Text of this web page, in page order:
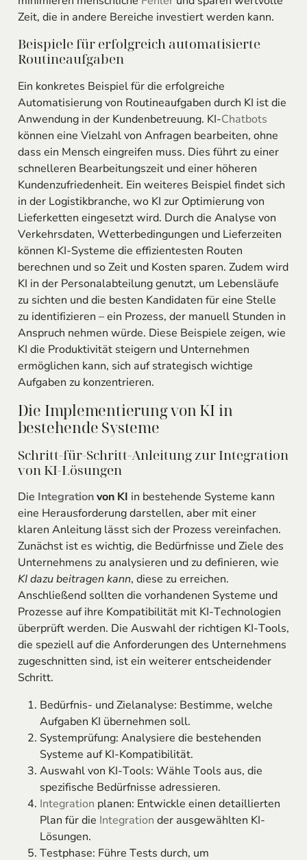
Zeit, die in andere Bereiche investiert werden kann.
Beispiele für erfolgreich automatisierte
Routineaufgaben
Ein konkretes Beispiel für die erfolgreiche
Automatisierung von Routineaufgaben durch KI ist die
Anwendung in der Kundenbetreuung. KI-Chatbots
können eine Vielzahl von Anfragen bearbeiten, ohne
dass ein Mensch eingreifen muss. Dies führt zu einer
schnelleren Bearbeitungszeit und einer höheren
Kundenzufriedenheit. Ein weiteres Beispiel findet sich
in der Logistikbranche, wo KI zur Optimierung von
Lieferketten eingesetzt wird. Durch die Analyse von
Verkehrsdaten, Wetterbedingungen und Lieferzeiten
können KI-Systeme die effizientesten Routen
berechnen und so Zeit und Kosten sparen. Zudem wird
KI in der Personalabteilung genutzt, um Lebensläufe
zu sichten und die besten Kandidaten für eine Stelle
zu identifizieren – ein Prozess, der manuell Stunden in
Anspruch nehmen würde. Diese Beispiele zeigen, wie
KI die Produktivität steigern und Unternehmen
ermöglichen kann, sich auf strategisch wichtige
Aufgaben zu konzentrieren.
Die Implementierung von KI in
bestehende Systeme
Schritt-für-Schritt-Anleitung zur Integration
von KI-Lösungen
Die Integrationvon KI in bestehende Systeme kann
eine Herausforderung darstellen, aber mit einer
klaren Anleitung lässt sich der Prozess vereinfachen.
Zunächst ist es wichtig, die Bedürfnisse und Ziele des
Unternehmens zu analysieren und zu definieren, wie
KI dazu beitragen kann, diese zu erreichen.
Anschließend sollten die vorhandenen Systeme und
Prozesse auf ihre Kompatibilität mit KI-Technologien
überprüft werden. Die Auswahl der richtigen KI-Tools,
die speziell auf die Anforderungen des Unternehmens
zugeschnitten sind, ist ein weiterer entscheidender
Schritt.
Bedürfnis- und Zielanalyse: Bestimme, welche
Aufgaben KI übernehmen soll.
Systemprüfung: Analysiere die bestehenden
Systeme auf KI-Kompatibilität.
Auswahl von KI-Tools: Wähle Tools aus, die
spezifische Bedürfnisse adressieren.
Integration planen: Entwickle einen detaillierten
Plan für die Integration der ausgewählten KI-
Lösungen.
Testphase: Führe Tests durch, um